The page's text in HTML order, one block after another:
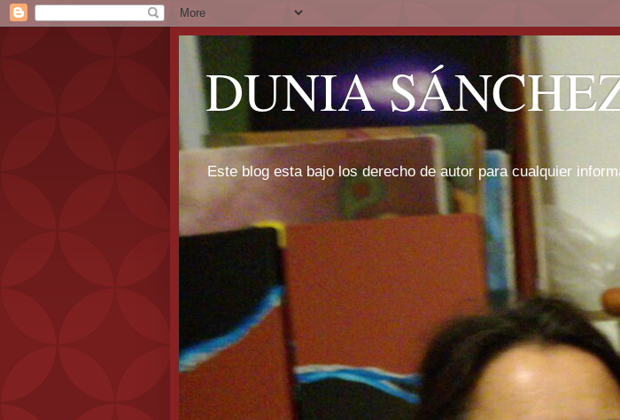
DUNIA
Este blog esta bajo los derecho de autor para cualquier